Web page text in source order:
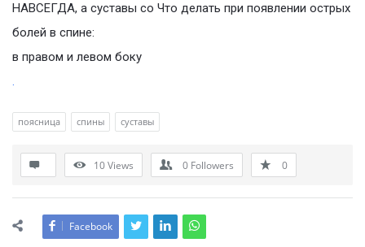
НАВСЕГДА, а суставы со Что делать при появлении острых
болей в спине:
в правом и левом боку
.
поясница спины суставы
10Views 0 Followers 0
Facebook